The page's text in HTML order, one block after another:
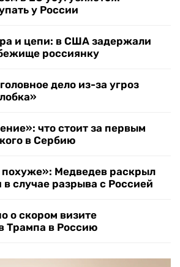
у России
и цепи: в США задержали
россиянку
дело из-за угроз
что стоит за первым
в Сербию
Медведев раскрыл
случае разрыва с Россией
о скором визите
Трампа в Россию